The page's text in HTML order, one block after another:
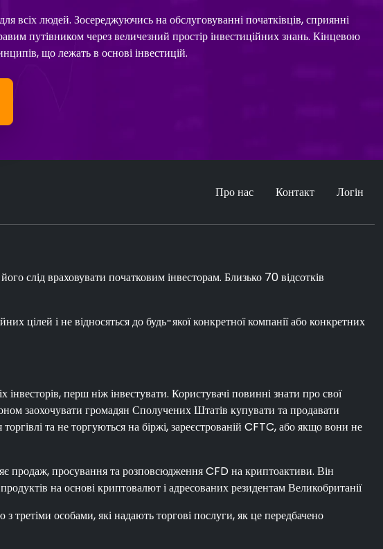
всіх людей. Зосереджуючись на обслуговуванні початківців, сприянні
путівником через величезний простір інвестиційних знань. Кінцевою
що лежать в основі інвестицій.
Про нас Контакт Логін
слід враховувати початковим інвесторам. Близько 70 відсотків
цілей і не відносяться до будь-якої конкретної компанії або конкретних
перш ніж інвестувати. Користувачі повинні знати про свої
заохочувати громадян Сполучених Штатів купувати та продавати
та не торгуються на біржі, зареєстрованій CFTC, або якщо вони не
продаж, просування та розповсюдження CFD на криптоактиви. Він
на основі криптовалют і адресованих резидентам Великобританії
третіми особами, які надають торгові послуги, як це передбачено